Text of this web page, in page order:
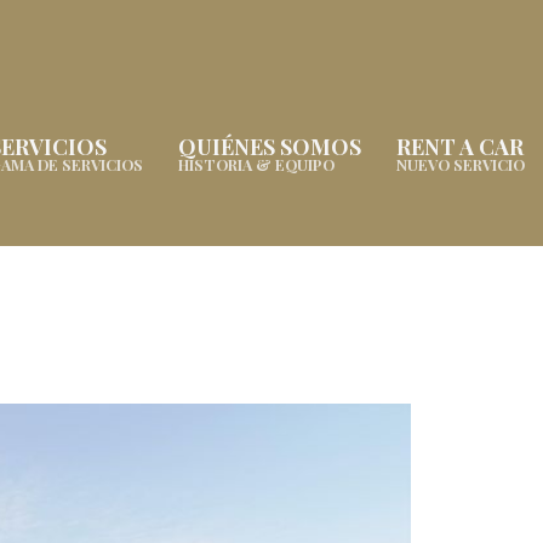
DE SERVICIOS
QUIÉNES SOMOS
HISTORIA & EQUIPO
RENT A CAR
NUEVO SERVICIO